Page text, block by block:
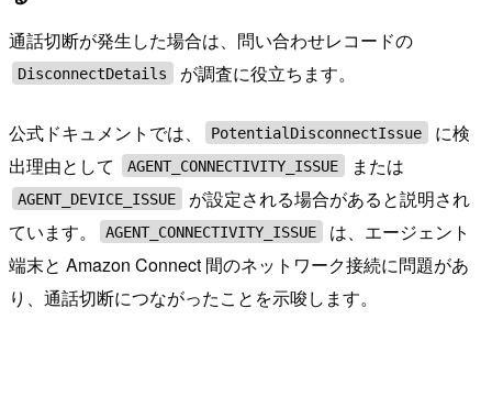
通話切断が発生した場合は、問い合わせレコードの
DisconnectDetails が調査に役立ちます。
公式ドキュメントでは、 PotentialDisconnectIssue
に検
出理由として
AGENT_CONNECTIVITY_ISSUE または
AGENT_DEVICE_ISSUE
が設定される場合があると説明され
ています。
AGENT_CONNECTIVITY_ISSUE
は、エージェント
端末と Amazon Connect 間のネットワーク接続に問題があ
り、通話切断につながったことを示唆します。